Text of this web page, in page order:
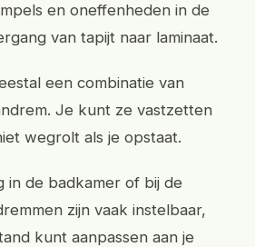
en oneffenheden in de
van tapijt naar laminaat.
een combinatie van
Je kunt ze vastzetten
wegrolt als je opstaat.
in de badkamer of bij de
zijn vaak instelbaar,
kunt aanpassen aan je